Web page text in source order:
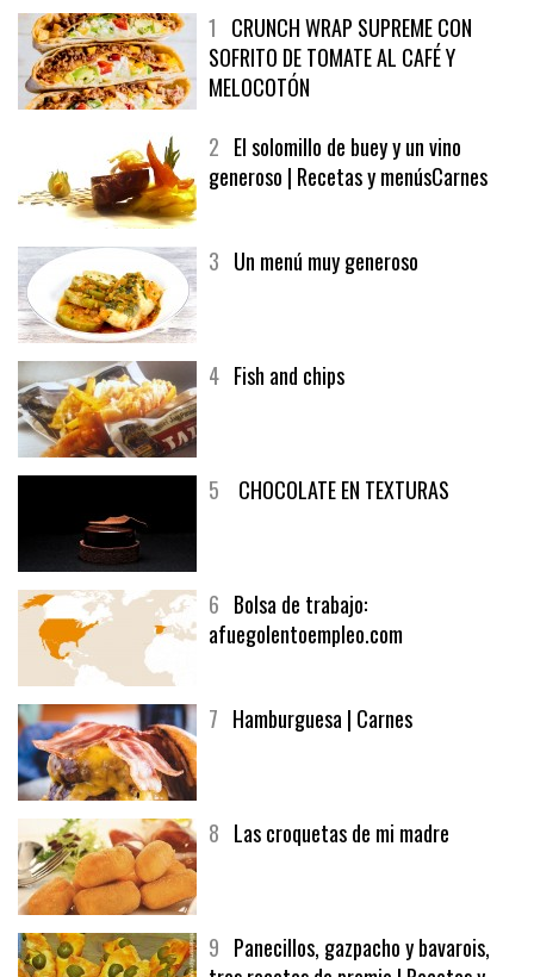
1CRUNCH WRAP SUPREME CON
SOFRITO DE TOMATE AL CAFÉ Y
MELOCOTÓN
2El solomillo de buey y un vino
6Bolsa de trabajo: